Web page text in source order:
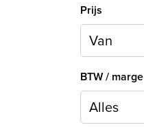
Prijs
BTW / marge